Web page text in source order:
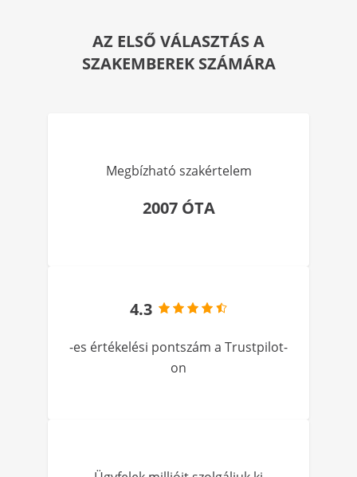
AZ ELSŐ VÁLASZTÁS A
SZAKEMBEREK SZÁMÁRA
Megbízható szakértelem
2007 ÓTA
4.3
-es értékelési pontszám a Trustpilot-
on